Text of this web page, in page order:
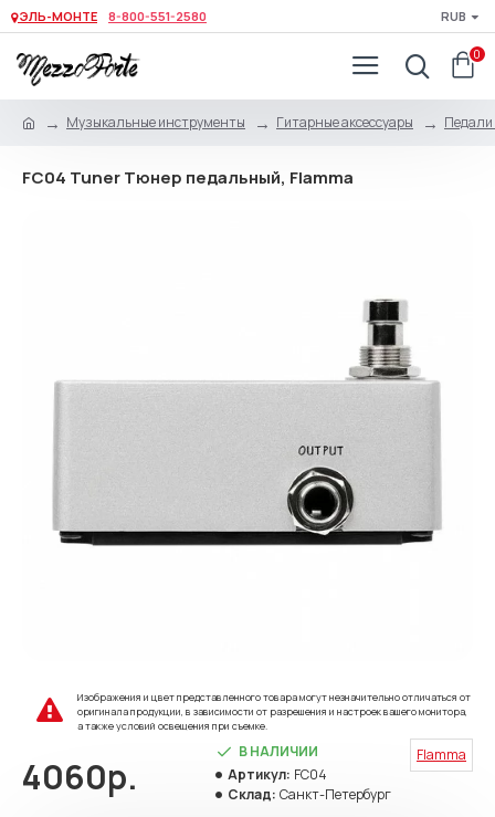
ЭЛЬ-МОНТЕ 8-800-551-2580 RUB
0
Музыкальные инструменты Гитарные аксессуары Педали
FC04 Tuner Тюнер педальный, Flamma
Изображения и цвет представленного товара могут незначительно отличаться от
оригинала продукции, в зависимости от разрешения и настроек вашего монитора,
а также условий освещения при съемке.
4060р.
В НАЛИЧИИ
Артикул: FC04
Склад: Санкт-Петербург
Flamma